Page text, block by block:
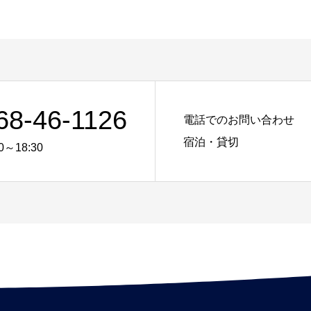
46-1126
～18:30
電話でのお問い合わせ
宿泊・貸切